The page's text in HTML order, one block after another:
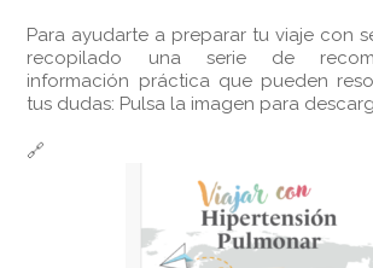
Para ayudarte a preparar tu viaje con
recopilado una serie de
información práctica que pueden
tus dudas: Pulsa la imagen para
🔗